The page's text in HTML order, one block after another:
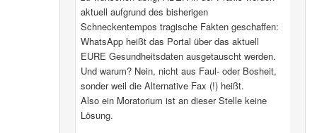
aktuell aufgrund des bisherigen
Schneckentempos tragische Fakten geschaffen:
WhatsApp heißt das Portal über das aktuell
EURE Gesundheitsdaten ausgetauscht werden.
Und warum? Nein, nicht aus Faul- oder Bosheit,
sonder weil die Alternative Fax (!) heißt.
Also ein Moratorium ist an dieser Stelle keine
Lösung.